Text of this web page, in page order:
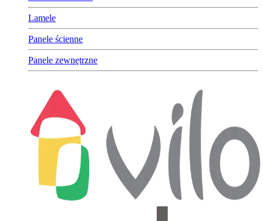
Lamele
Panele ścienne
Panele zewnętrzne